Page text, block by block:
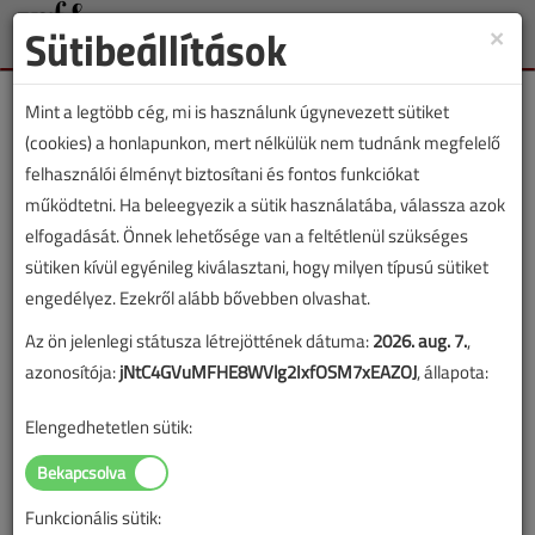
Toggle
Lapszám:
TARTALOM
Vízellátás
Láthatatlan örökség a
pohárban
Miért jelentek meg az „örök vegyi
×
Sütibeállítások
Mint a legtöbb cég, mi is használunk úgynevezett sütiket
(cookies) a honlapunkon, mert nélkülük nem tudnánk megfelelő
felhasználói élményt biztosítani és fontos funkciókat
működtetni. Ha beleegyezik a sütik használatába, válassza azok
elfogadását. Önnek lehetősége van a feltétlenül szükséges
sütiken kívül egyénileg kiválasztani, hogy milyen típusú sütiket
engedélyez. Ezekről alább bővebben olvashat.
Az ön jelenlegi státusza létrejöttének dátuma:2026. aug. 7.,
azonosítója:jNtC4GVuMFHE8WVlg2IxfOSM7xEAZOJ, állapota:
Elengedhetetlen sütik:
Funkcionális sütik: